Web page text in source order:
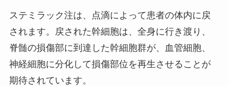
ステミラック注は、点滴によって患者の体内に戻
されます。戻された幹細胞は、全身に行き渡り、
脊髄の損傷部に到達した幹細胞群が、血管細胞、
神経細胞に分化して損傷部位を再生させることが
期待されています。